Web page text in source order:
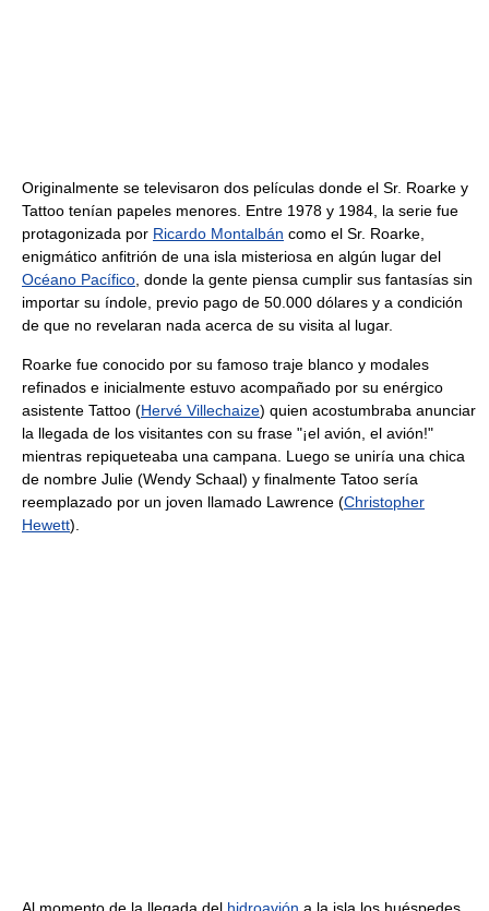
Originalmente se televisaron dos películas donde el Sr. Roarke y
Tattoo tenían papeles menores. Entre 1978 y 1984, la serie fue
protagonizada por Ricardo Montalbán como el Sr. Roarke,
enigmático anfitrión de una isla misteriosa en algún lugar del
Océano Pacífico , donde la gente piensa cumplir sus fantasías sin
importar su índole, previo pago de 50.000 dólares y a condición
de que no revelaran nada acerca de su visita al lugar.
Roarke fue conocido por su famoso traje blanco y modales
refinados e inicialmente estuvo acompañado por su enérgico
asistente Tattoo (Hervé Villechaize) quien acostumbraba anunciar
la llegada de los visitantes con su frase "¡el avión, el avión!"
mientras repiqueteaba una campana. Luego se uniría una chica
de nombre Julie (Wendy Schaal) y finalmente Tatoo sería
reemplazado por un joven llamado Lawrence (Christopher
Hewett).